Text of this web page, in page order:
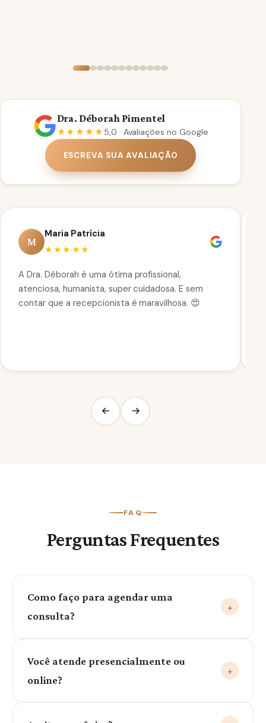
Dra. Déborah Pimentel
★★★★★ 5,0 · Avaliações no Google
ESCREVA SUA AVALIAÇÃO
M
Maria Patrícia
★★★★★
A Dra. Déborah é uma ótima profissional,
atenciosa, humanista, super cuidadosa. E sem
contar que a recepcionista é maravilhosa. 😍
FAQ
Perguntas Frequentes
Como faço para agendar uma
consulta?
+
99999-0403. Será um prazer te ajudar!
Você atende presencialmente ou
online?
+